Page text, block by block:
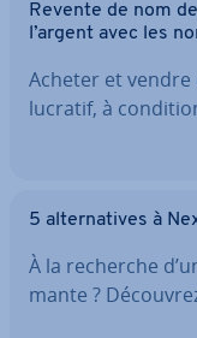
Revente de nom
l’argent avec les
Acheter et
lucratif, à
5 al­ter­na­tives à
À la recherche
mante ?